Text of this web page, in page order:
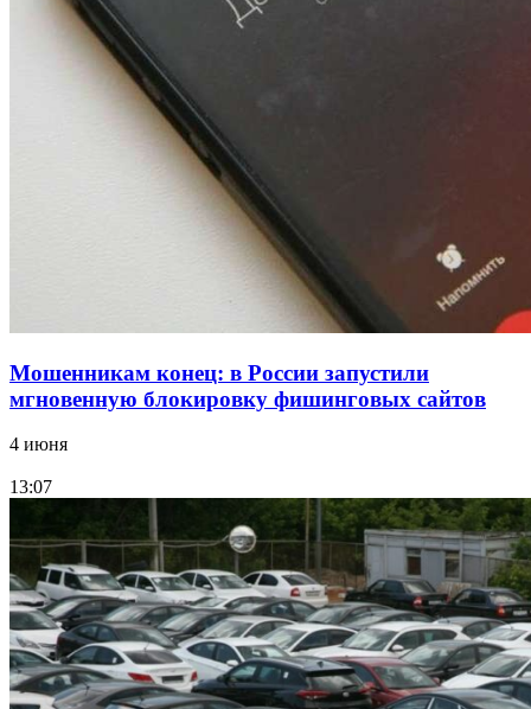
В Красноармейском районе Волгограда стартует
конкурс на ремонт моста через Волго‑Донской
судоходный канал
Фестиваль #ТриЧетыре в Волгограде пройдёт
11–13 сентября в рамках Года единства народов
Мошенникам конец: в России запустили
мгновенную блокировку фишинговых сайтов
4 июня
13:07